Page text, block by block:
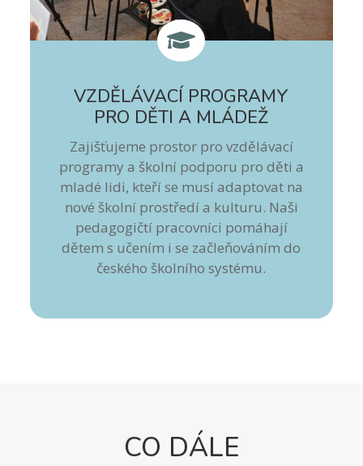

VZDĚLÁVACÍ PROGRAMY
PRO DĚTI A MLÁDEŽ
Zajišťujeme prostor pro vzdělávací
programy a školní podporu pro děti a
mladé lidi, kteří se musí adaptovat na
nové školní prostředí a kulturu. Naši
pedagogičtí pracovníci pomáhají
dětem s učením i se začleňováním do
českého školního systému.
CO DÁLE